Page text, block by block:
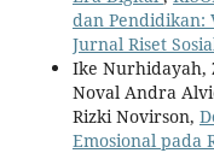
dan Pendidikan:
Jurnal Riset
Ike Nurhidayah,
Noval Andra
Rizki Novirson,
Emosional pada